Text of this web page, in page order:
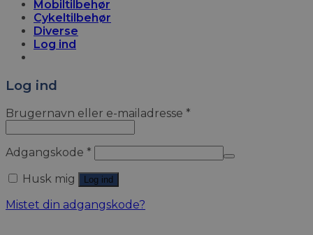
Mobiltilbehør
Cykeltilbehør
Diverse
Log ind
Log ind
Brugernavn eller e-mailadresse *
Adgangskode *
Husk mig
Log ind
Mistet din adgangskode?